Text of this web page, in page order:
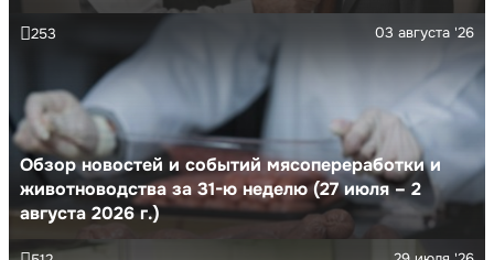
Обзор новостей и событий мясопереработки и
животноводства за 31-ю неделю (27 июля – 2
августа 2026 г.)
03 августа '26
253